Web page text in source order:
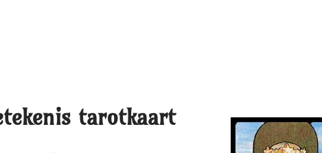
tarotkaart